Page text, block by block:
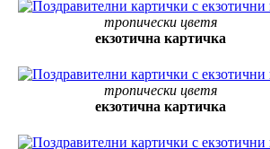
тропически цветя
екзотична картичка
тропически цветя
екзотична картичка